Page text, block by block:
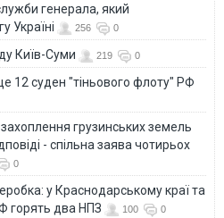
генерала, який
Україні
256 0
Київ-Суми 219 0
12 суден "тіньового флоту" РФ
грузинських земель
- спільна заява чотирьох
0
у Краснодарському краї та
горять два НПЗ
100 0